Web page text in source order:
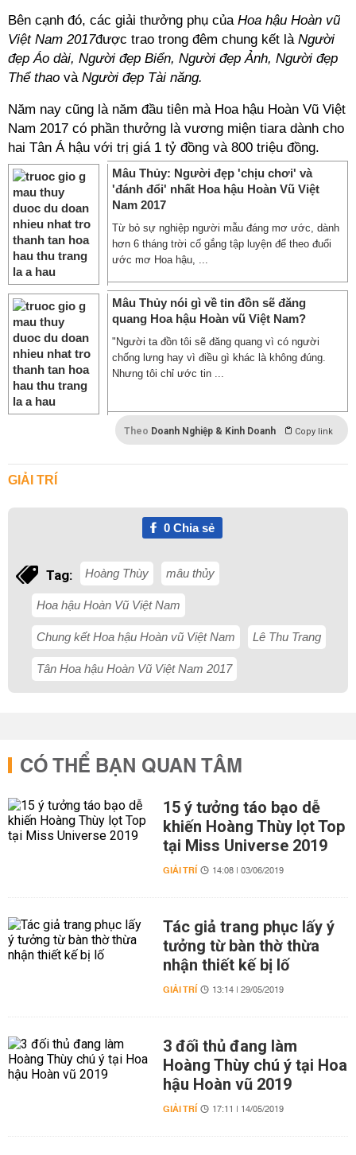
Bên cạnh đó, các giải thưởng phụ của Hoa hậu Hoàn vũ
Việt Nam 2017được trao trong đêm chung kết là Người
đẹp Áo dài, Người đẹp Biển, Người đẹp Ảnh, Người đẹp
Thể thao vàNgười đẹp Tài năng.
Năm nay cũng là năm đầu tiên mà Hoa hậu Hoàn Vũ Việt
Nam 2017 có phần thưởng là vương miện tiara dành cho
hai Tân Á hậu với trị giá 1 tỷ đồng và 800 triệu đồng.
Mâu Thủy: Người đẹp 'chịu chơi' và
'đánh đổi' nhất Hoa hậu Hoàn Vũ Việt
Nam 2017
Từ bỏ sự nghiệp người mẫu đáng mơ ước, dành
hơn 6 tháng trời cố gắng tập luyện để theo đuổi
ước mơ Hoa hậu, ...
Mâu Thủy nói gì về tin đồn sẽ đăng
quang Hoa hậu Hoàn vũ Việt Nam?
"Người ta đồn tôi sẽ đăng quang vì có người
chống lưng hay vì điều gì khác là không đúng.
Nhưng tôi chỉ ước tin ...
Theo Doanh Nghiệp & Kinh Doanh Copy link
GIẢI TRÍ
0Chia sẻ
Tag: Hoàng Thùy mâu thủy
Hoa hậu Hoàn Vũ Việt Nam
Chung kết Hoa hậu Hoàn vũ Việt Nam Lê Thu Trang
Tân Hoa hậu Hoàn Vũ Việt Nam 2017
CÓ THỂ BẠN QUAN TÂM
15 ý tưởng táo bạo dễ
khiến Hoàng Thùy lọt Top
tại Miss Universe 2019
GIẢI TRÍ 14:08 | 03/06/2019
Tác giả trang phục lấy ý
tưởng từ bàn thờ thừa
nhận thiết kế bị lố
GIẢI TRÍ 13:14 | 29/05/2019
3 đối thủ đang làm
Hoàng Thùy chú ý tại Hoa
hậu Hoàn vũ 2019
GIẢI TRÍ 17:11 | 14/05/2019